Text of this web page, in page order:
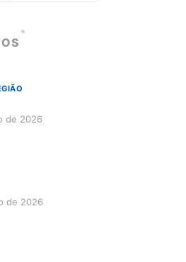
de 2026
de 2026